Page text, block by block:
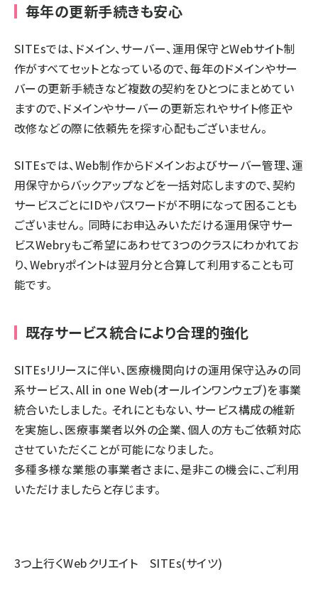
毎年の更新手続きも安心
SITEsでは、ドメイン、サーバー、運用保守とWebサイト制
作がすべてセットとなっているので、毎年のドメインやサー
バーの更新手続きなど複数の契約をひとつにまとめてい
ますので、ドメインやサーバーの更新忘れやサイト修正や
改修などの際に依頼先を探す心配もございません。
SITEsでは、Web制作からドメインおよびサーバー管理、運
用保守からバックアップなどを一括対応しますので、契約
サービスごとにIDやパスワードが不明になって困ることも
ございません。 同時にお申込みいただける運用保守サー
ビスWebryもご希望にあわせて3つのクラスにわかれてお
り、Webryポイントは翌月分と合算して利用することも可
能です。
既存サービス統合により合理的強化
SITEsリリースに伴い、医療機関向けの運用保守込みの同
系サービス、All in one Web(オールインワンウェブ)を事業
統合いたしました。 それにともない、サービス構成の維新
を実施し、医療事業者以外の企業、個人の方もご依頼対応
させていただくことが可能になりました。
多種多様な業態の事業者さまに、是非この機会に、ご利用
いただけましたらと存じます。
3つ上行くWebクリエイト SITEs(サイツ)